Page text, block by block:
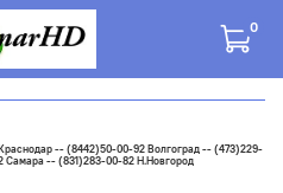
0
-- (8442)50-00-92 Волгоград -- (473)229-
Самара -- (831)283-00-82 Н.Новгород